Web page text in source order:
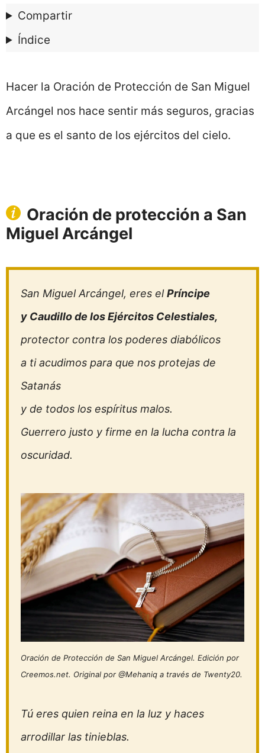
Compartir
Índice
Hacer la Oración de Protección de San Miguel
Arcángel nos hace sentir más seguros, gracias
a que es el santo de los ejércitos del cielo.
Oración de protección a San
Miguel Arcángel
San Miguel Arcángel, eres elPríncipe
y Caudillo de los Ejércitos Celestiales,
protector contra los poderes diabólicos
a ti acudimos para que nos protejas de
Satanás
y de todos los espíritus malos.
Guerrero justo y firme en la lucha contra la
oscuridad.
Oración de Protección de San Miguel Arcángel. Edición por
Creemos.net. Original por @Mehaniq a través de Twenty20.
Tú eres quien reina en la luz y haces
arrodillar las tinieblas.